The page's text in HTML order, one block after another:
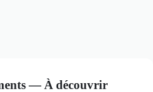
— À découvrir